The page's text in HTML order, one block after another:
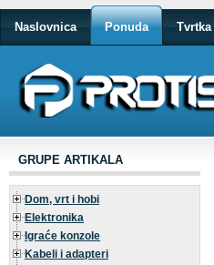
Naslovnica Ponuda Tvrtka
GRUPE ARTIKALA
Dom, vrt i hobi
Elektronika
Igraće konzole
Kabeli i adapteri